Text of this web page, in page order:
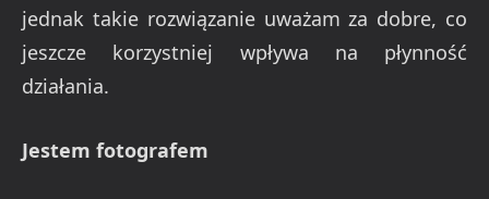
jednak takie rozwiązanie uważam za dobre, co
jeszcze korzystniej wpływa na płynność
działania.
Jestem fotografem